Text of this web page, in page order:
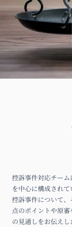
控訴事件対応チー
を中心に構成されて
控訴事件について
点のポイントや原
の見通しをお伝え